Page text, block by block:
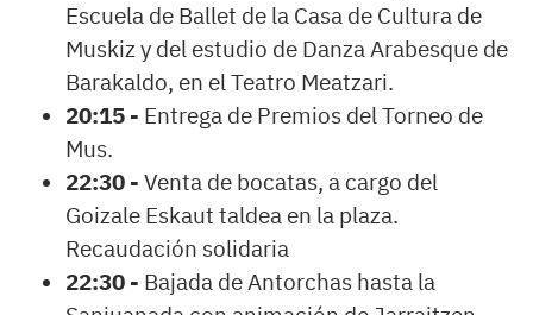
Escuela de Ballet de la Casa de Cultura de
Muskiz y del estudio de Danza Arabesque de
Barakaldo, en el Teatro Meatzari.
20:15 - Entrega de Premios del Torneo de
Mus.
22:30 - Venta de bocatas, a cargo del
Goizale Eskaut taldea en la plaza.
Recaudación solidaria
22:30 - Bajada de Antorchas hasta la